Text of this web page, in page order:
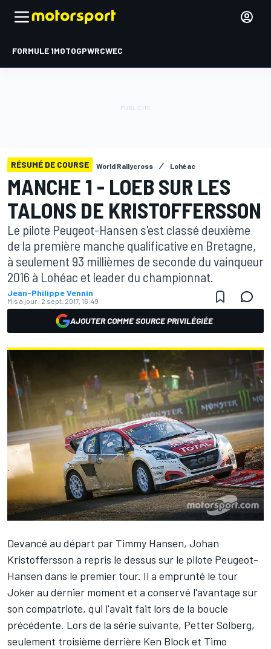
FORMULE 1MOTOGPWRCWEC
RÉSUMÉ DE COURSE World Rallycross Lohéac
MANCHE 1 - LOEB SUR LES
TALONS DE KRISTOFFERSSON
Le pilote Peugeot-Hansen s'est classé deuxième
de la première manche qualificative en Bretagne,
à seulement 93 millièmes de seconde du vainqueur
2016 à Lohéac et leader du championnat.
Jean-Philippe Vennin
Mis à jour: 2 sept. 2017, 16:49
AJOUTER COMME SOURCE PRIVILÉGIÉE
Devancé au départ par Timmy Hansen, Johan
Kristoffersson a repris le dessus sur le pilote Peugeot-
Hansen dans le premier tour. Il a emprunté le tour
Joker au dernier moment et a conservé l'avantage sur
son compatriote, qui l'avait fait lors de la boucle
précédente. Lors de la série suivante, Petter Solberg,
seulement troisième derrière Ken Block et Timo